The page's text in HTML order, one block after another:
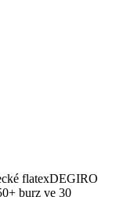
flatexDEGIRO
burz ve 30